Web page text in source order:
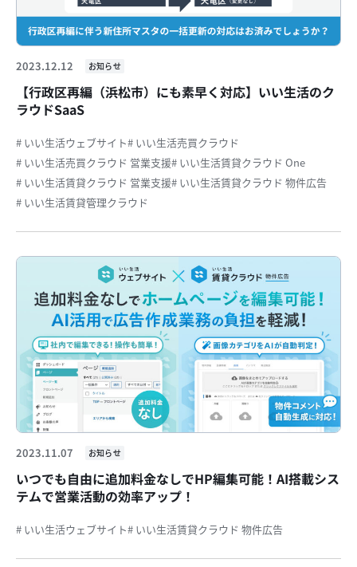
2023.12.12 お知らせ
【行政区再編（浜松市）にも素早く対応】いい生活のク
ラウドSaaS
# いい生活ウェブサイト# いい生活売買クラウド
# いい生活売買クラウド 営業支援# いい生活賃貸クラウド One
# いい生活賃貸クラウド 営業支援# いい生活賃貸クラウド 物件広告
# いい生活賃貸管理クラウド
2023.11.07 お知らせ
いつでも自由に追加料金なしでHP編集可能！AI搭載シス
テムで営業活動の効率アップ！
# いい生活ウェブサイト# いい生活賃貸クラウド 物件広告